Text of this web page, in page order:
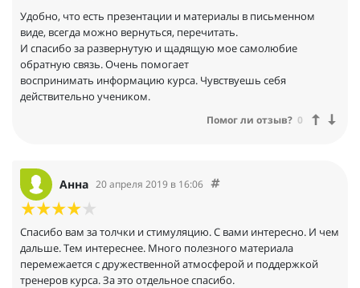
Удобно, что есть презентации и материалы в письменном
виде, всегда можно вернуться, перечитать.
И спасибо за развернутую и щадящую мое самолюбие
обратную связь. Очень помогает
воспринимать информацию курса. Чувствуешь себя
действительно учеником.
Помог ли отзыв? 0
Анна 20 апреля 2019 в 16:06
Спасибо вам за толчки и стимуляцию. С вами интересно. И чем
дальше. Тем интереснее. Много полезного материала
перемежается с дружественной атмосферой и поддержкой
тренеров курса. За это отдельное спасибо.